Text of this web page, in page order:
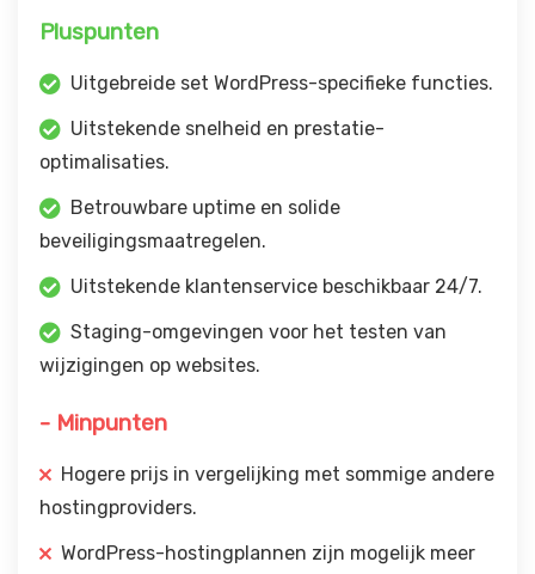
Pluspunten
Uitgebreide set WordPress-specifieke functies.
Uitstekende snelheid en prestatie-
optimalisaties.
Betrouwbare uptime en solide
beveiligingsmaatregelen.
Uitstekende klantenservice beschikbaar 24/7.
Staging-omgevingen voor het testen van
wijzigingen op websites.
- Minpunten
Hogere prijs in vergelijking met sommige andere
hostingproviders.
WordPress-hostingplannen zijn mogelijk meer